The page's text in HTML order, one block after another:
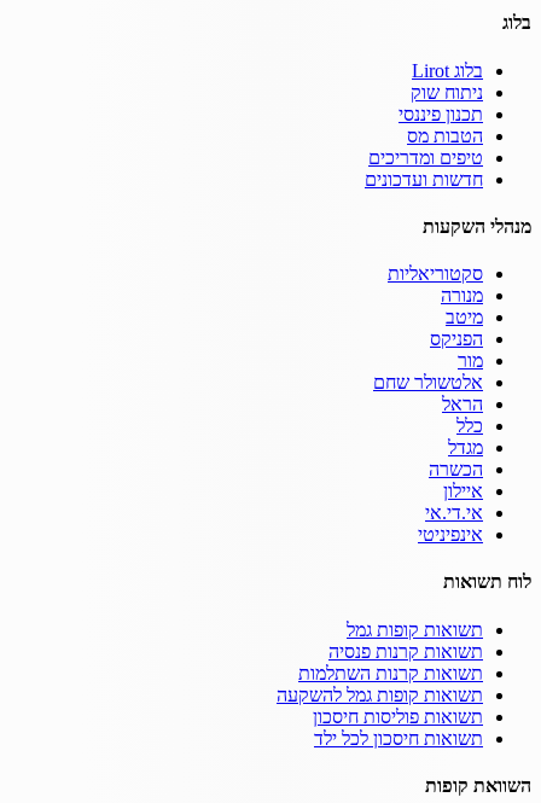
בלוג
בלוג Lirot
ניתוח שוק
תכנון פיננסי
הטבות מס
טיפים ומדריכים
חדשות ועדכונים
מנהלי השקעות
סקטוריאליות
מנורה
מיטב
הפניקס
מור
אלטשולר שחם
הראל
כלל
מגדל
הכשרה
איילון
אי.די.אי
אינפיניטי
לוח תשואות
תשואות קופות גמל
תשואות קרנות פנסיה
תשואות קרנות השתלמות
תשואות קופות גמל להשקעה
תשואות פוליסות חיסכון
תשואות חיסכון לכל ילד
השוואת קופות